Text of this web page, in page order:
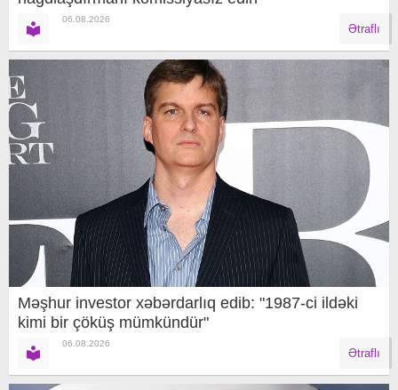
06.08.2026
Ətraflı
Məşhur investor xəbərdarlıq edib: "1987-ci ildəki
kimi bir çöküş mümkündür"
06.08.2026
Ətraflı